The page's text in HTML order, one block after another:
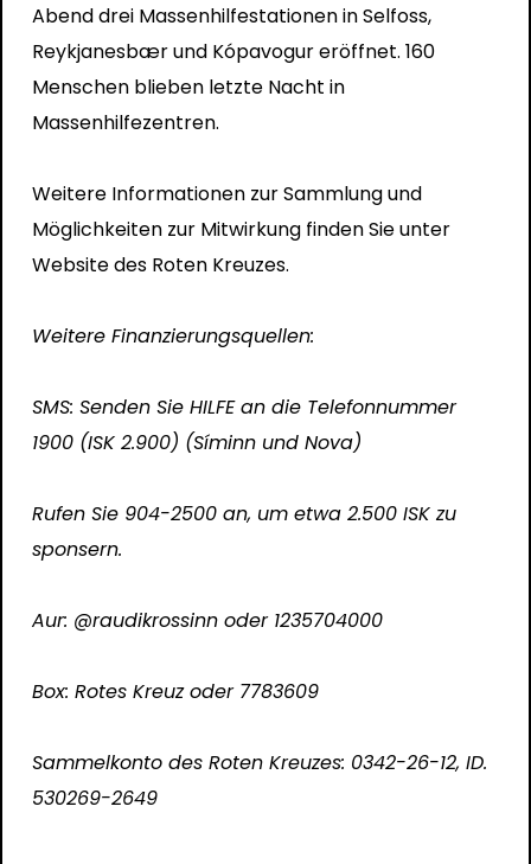
Abend drei Massenhilfestationen in Selfoss,
Reykjanesbær und Kópavogur eröffnet. 160
Menschen blieben letzte Nacht in
Massenhilfezentren.
Weitere Informationen zur Sammlung und
Möglichkeiten zur Mitwirkung finden Sie unter
Website des Roten Kreuzes.
Weitere Finanzierungsquellen:
SMS: Senden Sie HILFE an die Telefonnummer
1900 (ISK 2.900) (Síminn und Nova)
Rufen Sie 904-2500 an, um etwa 2.500 ISK zu
sponsern.
Aur: @raudikrossinn oder 1235704000
Box: Rotes Kreuz oder 7783609
Sammelkonto des Roten Kreuzes: 0342-26-12, ID.
530269-2649